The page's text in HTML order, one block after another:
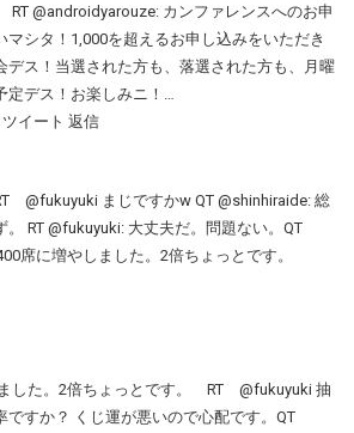
RT @androidyarouze: カンファレンスへのお申
マシタ！1,000を超えるお申し込みをいただき
デス！当選された方も、落選された方も、月曜
定デス！お楽しみニ！…
イート 返信
@fukuyuki まじですかw QT @shinhiraide: 総
RT @fukuyuki: 大丈夫だ。問題ない。QT
席に増やしました。2倍ちょっとです。
した。2倍ちょっとです。 RT @fukuyuki 抽
ですか？ くじ運が悪いので心配です。QT